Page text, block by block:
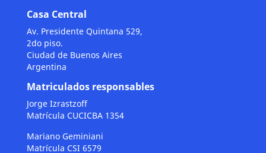
Casa Central
Av. Presidente Quintana 529,
2do piso.
Ciudad de Buenos Aires
Argentina
Matriculados responsables
Jorge Izrastzoff
Matrícula CUCICBA 1354
Mariano Geminiani
Matrícula CSI 6579